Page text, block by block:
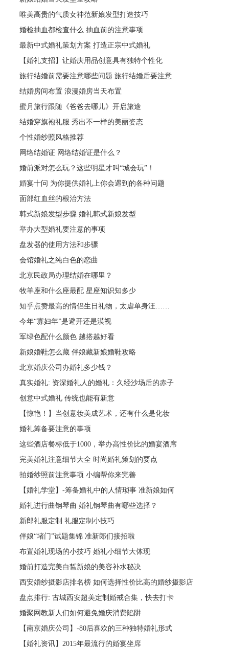
唯美高贵的气质女神范新娘发型打造技巧
婚检抽血都检查什么 抽血前的注意事项
最新中式婚礼策划方案 打造正宗中式婚礼
【婚礼支招】让婚庆用品创意具有独特个性化
旅行结婚前需要注意哪些问题 旅行结婚后要注意
结婚房间布置 浪漫婚房当天布置
蜜月旅行跟随《爸爸去哪儿》开启旅途
结婚穿旗袍礼服 秀出不一样的美丽姿态
个性婚纱照风格推荐
网络结婚证 网络结婚证是什么？
婚前派对怎么玩？这些明星才叫“城会玩”！
婚宴十问 为你提供婚礼上你会遇到的各种问题
面部红血丝的根治方法
韩式新娘发型步骤 婚礼韩式新娘发型
举办大型婚礼要注意的事项
盘发器的使用方法和步骤
会馆婚礼之纯白色的恋曲
北京民政局办理结婚在哪里？
牧羊座和什么座最配 星座知识知多少
知乎点赞最高的情侣生日礼物，太虐单身汪……
今年“寡妇年”是避开还是漠视
军绿色配什么颜色 越搭越好看
新娘婚鞋怎么藏 伴娘藏新娘婚鞋攻略
北京婚庆公司办婚礼多少钱？
真实婚礼: 资深婚礼人的婚礼：久经沙场后的赤子
创意中式婚礼 传统也能有新意
【惊艳！】当创意妆美成艺术，还有什么是化妆
婚礼筹备要注意的事项
这些酒店餐标低于1000，举办高性价比的婚宴酒席
完美婚礼注意细节大全 时尚婚礼策划的要点
拍婚纱照前注意事项 小编帮你来完善
【婚礼学堂】-筹备婚礼中的人情琐事 准新娘如何
婚礼进行曲钢琴曲 婚礼钢琴曲有哪些选择？
新郎礼服定制 礼服定制小技巧
伴娘“堵门”试题集锦 准新郎们接招啦
布置婚礼现场的小技巧 婚礼小细节大体现
婚前打造完美白皙新娘的美容补水秘决
西安婚纱摄影店排名榜 如何选择性价比高的婚纱摄影店
盘点排行: 古城西安超美定制婚戒合集，快去打卡
婚聚网教新人们如何避免婚庆消费陷阱
【南京婚庆公司】-80后喜欢的三种独特婚礼形式
【婚礼资讯】2015年最流行的婚宴坐席